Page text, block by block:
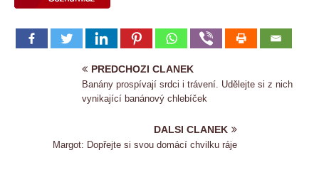
PREDCHOZI CLANEK
Banány prospívají srdci i trávení. Udělejte si z nich
vynikající banánový chlebíček
DALSI CLANEK
Margot: Dopřejte si svou domácí chvilku ráje